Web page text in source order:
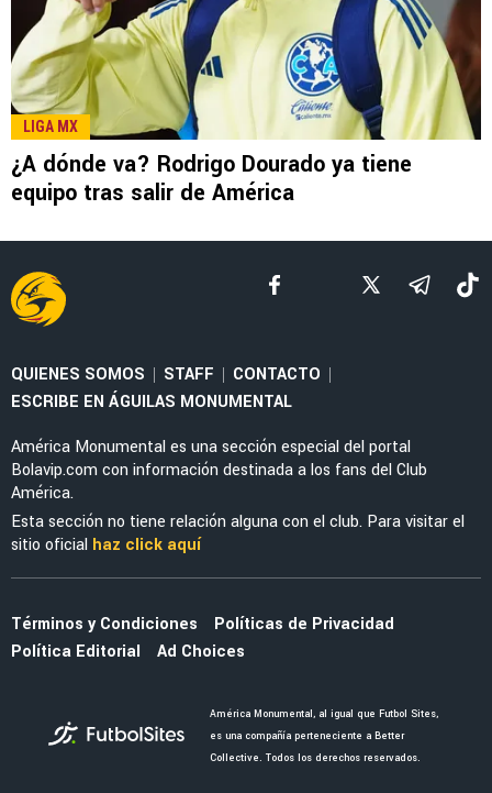
LEE TAMBIÉN
FEMENIL
Priscila da Silva firma doblete con América
Femenil y reacciona al Estadio Banorte